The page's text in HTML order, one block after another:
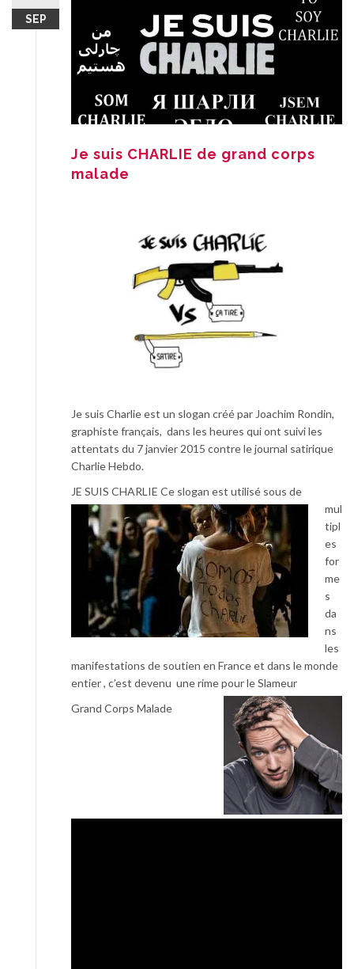
SEP
Je suis CHARLIE de grand corps
malade
Je suis Charlie est un slogan créé par Joachim Rondin,
graphiste français, dans les heures qui ont suivi les
attentats du 7 janvier 2015 contre le journal satirique
Charlie Hebdo.
JE SUIS CHARLIE Ce slogan est utilisé sous de
mul
tipl
es
for
me
s
da
ns
les
manifestations de soutien en France et dans le monde
entier , c’est devenu une rime pour le Slameur
Grand Corps Malade